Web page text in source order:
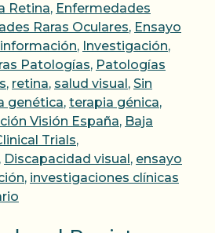
Retina, Enfermedades
Raras Oculares, Ensayo
información, Investigación,
Patologías, Patologías
, retina, salud visual , Sin
genética, terapia génica,
Visión España, Baja
Trials,
Discapacidad visual , ensayo
, investigaciones clínicas